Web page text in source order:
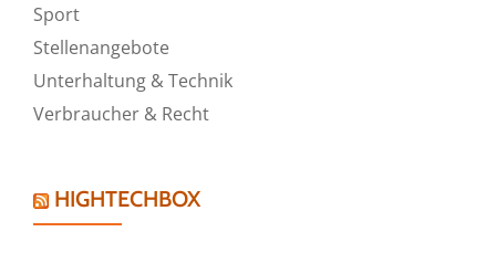
Sport
Stellenangebote
Unterhaltung & Technik
Verbraucher & Recht
HIGHTECHBOX